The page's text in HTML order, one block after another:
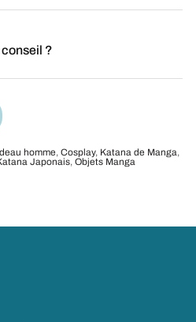
?
homme, Cosplay, Katana de Manga,
Japonais, Objets Manga